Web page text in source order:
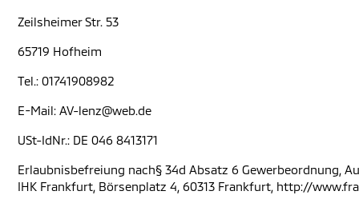
Zeilsheimer Str. 53
65719 Hofheim
Tel.: 01741908982
E-Mail: AV-lenz@web.de
USt-IdNr.: DE 046 8413171
Erlaubnisbefreiung nach§ 34d Absatz 6 Gewerbeordnung,
IHK Frankfurt, Börsenplatz 4, 60313 Frankfurt, http://